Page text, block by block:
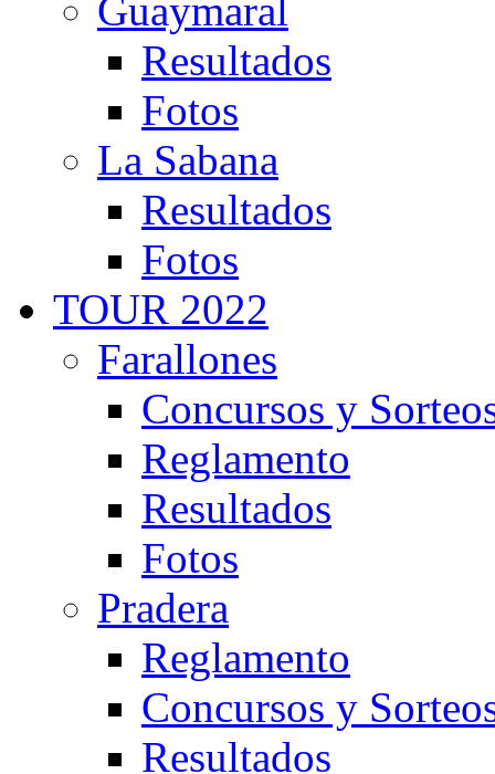
Guaymaral
Resultados
Fotos
La Sabana
Resultados
Fotos
TOUR 2022
Farallones
Concursos y
Reglamento
Resultados
Fotos
Pradera
Reglamento
Concursos y
Resultados